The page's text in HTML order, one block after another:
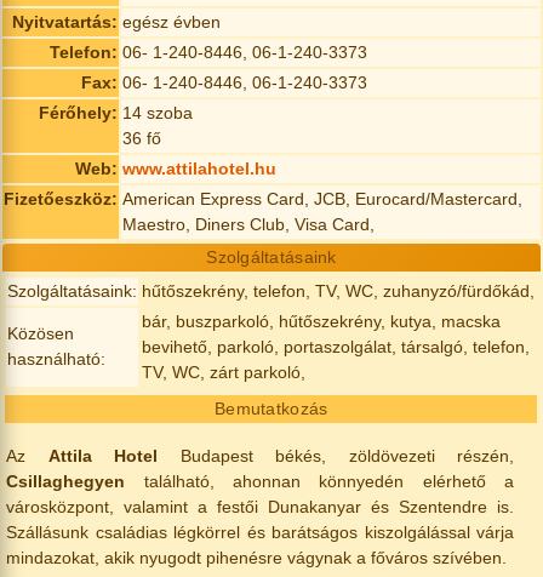
Nyitvatartás: egész évben
Telefon: 06- 1-240-8446, 06-1-240-3373
Fax: 06- 1-240-8446, 06-1-240-3373
Férőhely: 14 szoba
36 fő
Web: www.attilahotel.hu
Fizetőeszköz: American Express Card, JCB, Eurocard/Mastercard,
Maestro, Diners Club, Visa Card,
Szolgáltatásaink
Szolgáltatásaink: hűtőszekrény, telefon, TV, WC, zuhanyzó/fürdőkád,
Közösen
használható:
bár, buszparkoló, hűtőszekrény, kutya, macska
bevihető, parkoló, portaszolgálat, társalgó, telefon,
TV, WC, zárt parkoló,
Bemutatkozás
Az Attila Hotel Budapest békés, zöldövezeti részén,
Csillaghegyen található, ahonnan könnyedén elérhető a
városközpont, valamint a festői Dunakanyar és Szentendre is.
Szállásunk családias légkörrel és barátságos kiszolgálással várja
mindazokat, akik nyugodt pihenésre vágynak a főváros szívében.